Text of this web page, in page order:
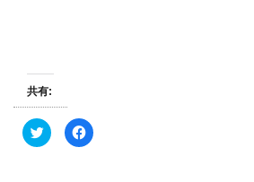
共有:
ク
リ
F
a